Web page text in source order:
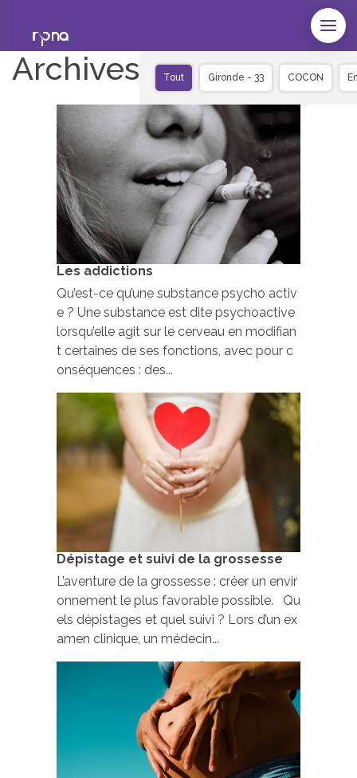
Archives Tout Gironde - 33 COCON
Les addictions
Qu’est-ce qu’une substance psycho activ
e ? Une substance est dite psychoactive
lorsqu’elle agit sur le cerveau en modifian
t certaines de ses fonctions, avec pour c
onséquences : des...
Dépistage et suivi de la grossesse
L’aventure de la grossesse : créer un envir
onnement le plus favorable possible. Qu
els dépistages et quel suivi ? Lors d’un ex
amen clinique, un médecin...